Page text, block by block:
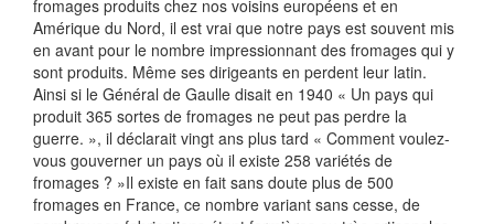
fromages produits chez nos voisins européens et en
Amérique du Nord, il est vrai que notre pays est souvent mis
en avant pour le nombre impressionnant des fromages qui y
sont produits. Même ses dirigeants en perdent leur latin.
Ainsi si le Général de Gaulle disait en 1940 « Un pays qui
produit 365 sortes de fromages ne peut pas perdre la
guerre. », il déclarait vingt ans plus tard « Comment voulez-
vous gouverner un pays où il existe 258 variétés de
fromages ? »Il existe en fait sans doute plus de 500
fromages en France, ce nombre variant sans cesse, de